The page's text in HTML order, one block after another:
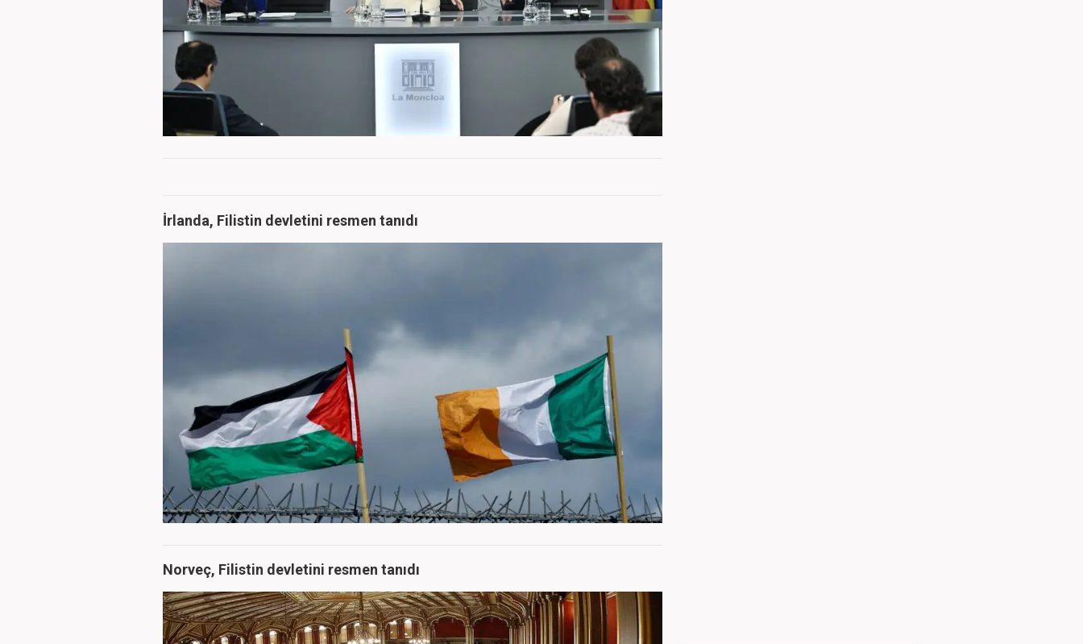
İrlanda, Filistin devletini resmen tanıdı
Norveç, Filistin devletini resmen tanıdı